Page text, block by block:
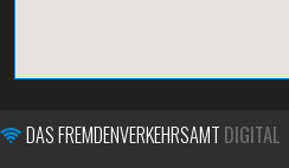
DAS FREMDENVERKEHRSAMT DIGITAL